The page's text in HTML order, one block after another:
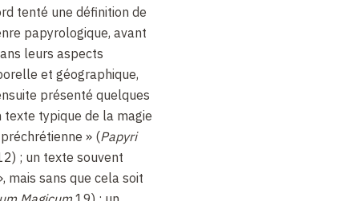
tenté une définition de
papyrologique, avant
leurs aspects
et géographique,
présenté quelques
texte typique de la magie
préchrétienne » (Papyri
; un texte souvent
mais sans que cela soit